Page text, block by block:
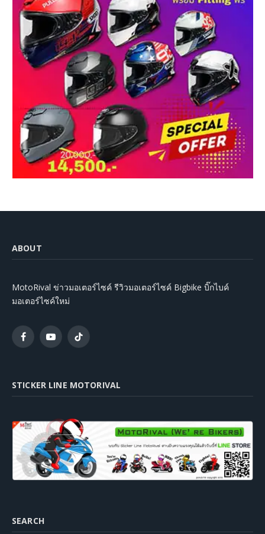
ABOUT
MotoRival ข่าวมอเตอร์ไซค์ รีวิวมอเตอร์ไซค์ Bigbike บิ๊กไบค์
มอเตอร์ไซค์ใหม่
FacebookYouTubeTikTok
STICKER LINE MOTORIVAL
SEARCH